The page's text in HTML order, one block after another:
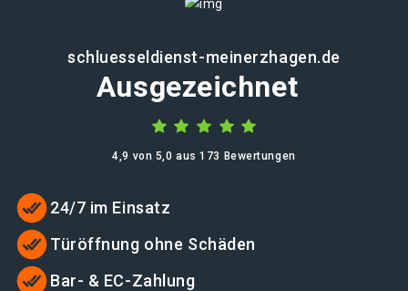
schluesseldienst-meinerzhagen.de
Ausgezeichnet
4,9 von 5,0 aus 173 Bewertungen
24/7 im Einsatz
Türöffnung ohne Schäden
Bar- & EC-Zahlung